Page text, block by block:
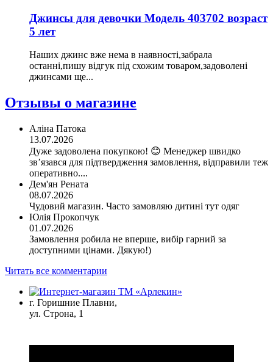
Джинсы для девочки Модель 403702 возраст
5 лет
Наших джинс вже нема в наявності,забрала
останні,пишу відгук під схожим товаром,задоволені
джинсами ще...
Отзывы о магазине
Аліна Патока
13.07.2026
Дуже задоволена покупкою! 😊 Менеджер швидко
зв’язався для підтвердження замовлення, відправили теж
оперативно....
Дем'ян Рената
08.07.2026
Чудовий магазин. Часто замовляю дитині тут одяг
Юлія Прокопчук
01.07.2026
Замовлення робила не вперше, вибір гарний за
доступними цінами. Дякую!)
Читать все комментарии
г. Горишние Плавни,
ул. Строна, 1